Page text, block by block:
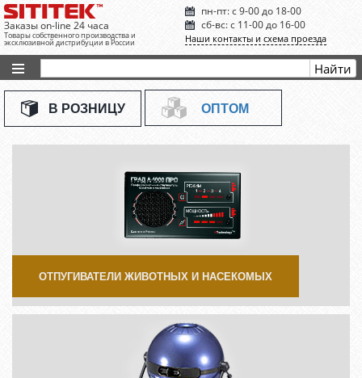
Заказы on-line 24 часа
пн-пт: с 9-00 до 18-00
сб-вс: с 11-00 до 16-00
Товары собственного производства и
эксклюзивной дистрибуции в России Наши контакты и схема проезда
В РОЗНИЦУ ОПТОМ
ОТПУГИВАТЕЛИ ЖИВОТНЫХ И НАСЕКОМЫХ